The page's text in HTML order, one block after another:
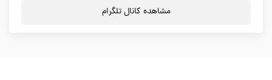
مشاهده کانال تلگرام